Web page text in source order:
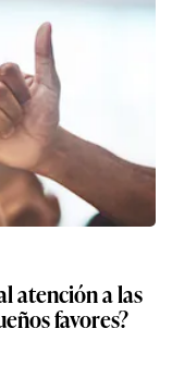
atención a las
favores?